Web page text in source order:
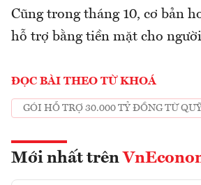
Cũng trong tháng 10, cơ bản
hỗ trợ bằng tiền mặt cho
ĐỌC BÀI THEO TỪ KHOÁ
GÓI HỖ TRỢ 30.000 TỶ ĐỒNG TỪ
Mới nhất trên